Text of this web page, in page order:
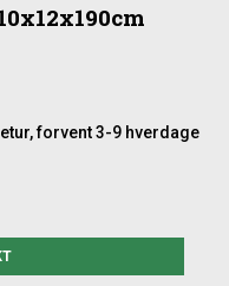
forvent 3-9 hverdage